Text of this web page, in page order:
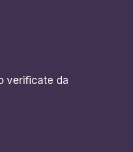
verificate da